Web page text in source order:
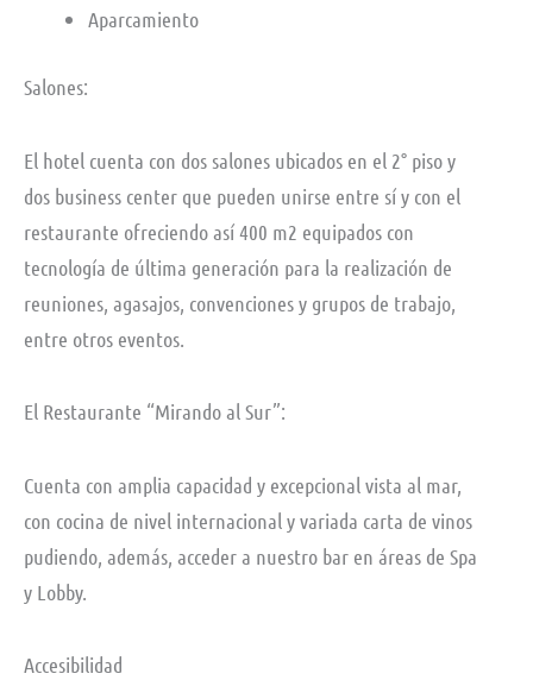
Aparcamiento
Salones:
El hotel cuenta con dos salones ubicados en el 2° piso y
dos business center que pueden unirse entre sí y con el
restaurante ofreciendo así 400 m2 equipados con
tecnología de última generación para la realización de
reuniones, agasajos, convenciones y grupos de trabajo,
entre otros eventos.
El Restaurante “Mirando al Sur”:
Cuenta con amplia capacidad y excepcional vista al mar,
con cocina de nivel internacional y variada carta de vinos
pudiendo, además, acceder a nuestro bar en áreas de Spa
y Lobby.
Accesibilidad